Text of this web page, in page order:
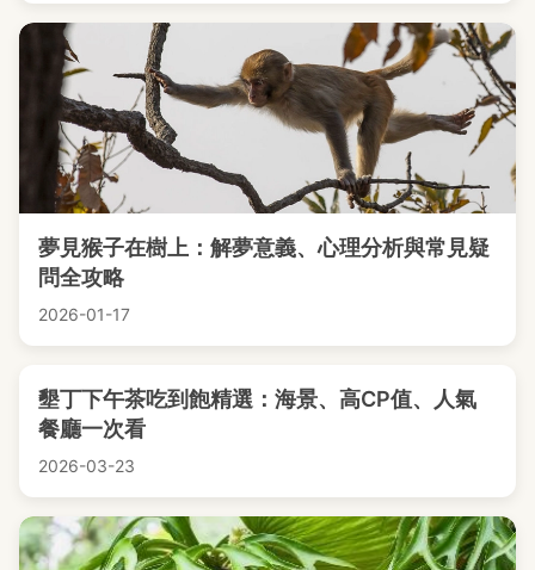
夢見猴子在樹上：解夢意義、心理分析與常見疑
問全攻略
2026-01-17
墾丁下午茶吃到飽精選：海景、高CP值、人氣
餐廳一次看
2026-03-23